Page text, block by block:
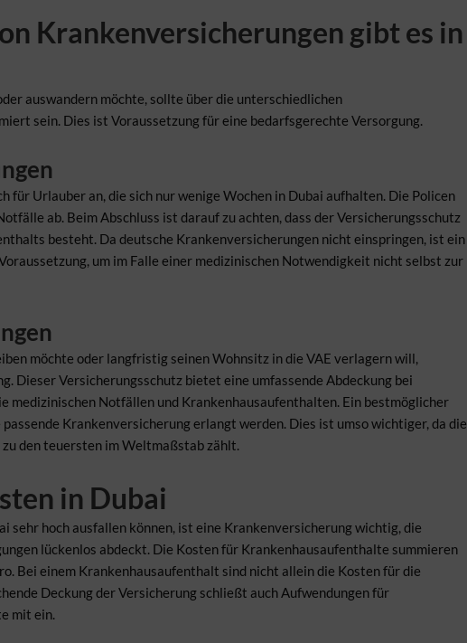
Krankenversicherungen gibt es in
auswandern möchte, sollte über die unterschiedlichen
sein. Dies ist Voraussetzung für eine bedarfsgerechte Versorgung.
für Urlauber an, die sich nur wenige Wochen in Dubai aufhalten. Die Policen
ab. Beim Abschluss ist darauf zu achten, dass der Versicherungsschutz
besteht. Da deutsche Krankenversicherungen nicht einspringen, ist ein
um im Falle einer medizinischen Notwendigkeit nicht selbst zur
möchte oder langfristig seinen Wohnsitz in die VAE verlagern will,
Dieser Versicherungsschutz bietet eine umfassende Abdeckung bei
medizinischen Notfällen und Krankenhausaufenthalten. Ein bestmöglicher
Krankenversicherung erlangt werden. Dies ist umso wichtiger, da die
den teuersten im Weltmaßstab zählt.
in Dubai
sehr hoch ausfallen können, ist eine Krankenversicherung wichtig, die
lückenlos abdeckt. Die Kosten für Krankenhausaufenthalte summieren
Bei einem Krankenhausaufenthalt sind nicht allein die Kosten für die
Deckung der Versicherung schließt auch Aufwendungen für
mit ein.